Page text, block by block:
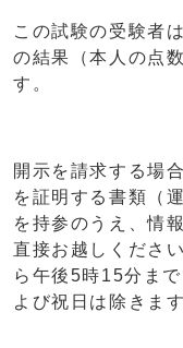
この試験の受験者
の結果（本人の点
す。
開示を請求する場
を証明する書類（
を持参のうえ、情
直接お越しくださ
ら午後5時15分ま
よび祝日は除きます